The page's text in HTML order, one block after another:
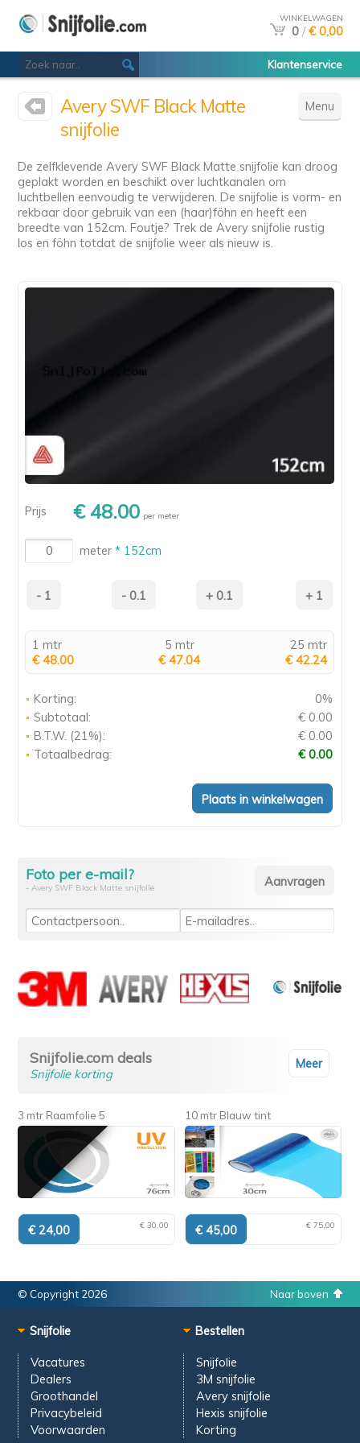
WINKELWAGEN
0 / € 0,00
Klantenservice
Menu
Avery SWF Black Matte
snijfolie
De zelfklevende Avery SWF Black Matte snijfolie kan droog
geplakt worden en beschikt over luchtkanalen om
luchtbellen eenvoudig te verwijderen. De snijfolie is vorm- en
rekbaar door gebruik van een (haar)föhn en heeft een
breedte van 152cm. Foutje? Trek de Avery snijfolie rustig
los en föhn totdat de snijfolie weer als nieuw is.
Prijs € 48.00 per meter
meter* 152cm
1 mtr
€ 48.00
5 mtr
€ 47.04
25 mtr
€ 42.24
Korting:
0%
Subtotaal:
€ 0.00
B.T.W. (21%):
€ 0.00
Totaalbedrag:
€ 0.00
Foto per e-mail?
- Avery SWF Black Matte snijfolie
Meer
Snijfolie.com deals
Snijfolie korting
3 mtr Raamfolie 5
€ 30,00
10 mtr Blauw tint
€ 75,00
Naar boven
© Copyright 2026
Snijfolie
Vacatures
Dealers
Groothandel
Privacybeleid
Voorwaarden
Bestellen
Snijfolie
3M snijfolie
Avery snijfolie
Hexis snijfolie
Korting